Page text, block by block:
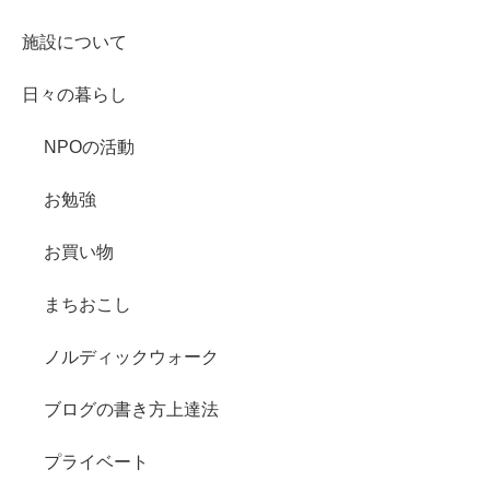
施設について
日々の暮らし
NPOの活動
お勉強
お買い物
まちおこし
ノルディックウォーク
ブログの書き方上達法
プライベート